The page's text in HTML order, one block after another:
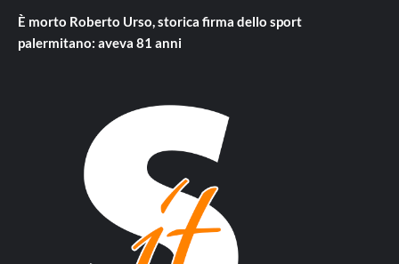
È morto Roberto Urso, storica firma dello sport
palermitano: aveva 81 anni